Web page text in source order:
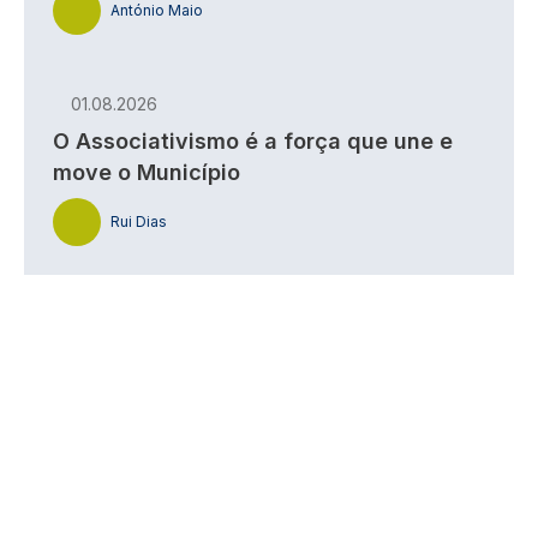
António Maio
01.08.2026
O Associativismo é a força que une e
move o Município
Rui Dias